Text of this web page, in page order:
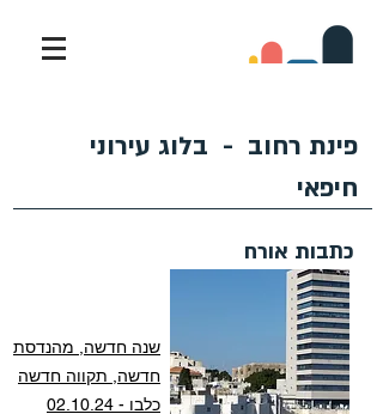
פינת רחוב - בלוג עירוני
חיפאי
כתבות אורח
שנה חדשה, מהנדסת
חדשה, תקווה חדשה
כלבו - 02.10.24